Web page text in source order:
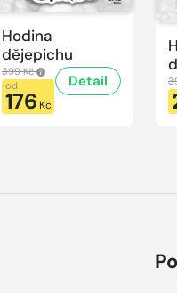
Hodina
dějepichu
399 Kč
od
176 Kč
Detail